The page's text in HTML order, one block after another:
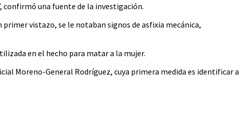
, confirmó una fuente de la investigación.
vistazo, se le notaban signos de asfixia mecánica,
en el hecho para matar a la mujer.
Moreno-General Rodríguez, cuya primera medida es identificar a